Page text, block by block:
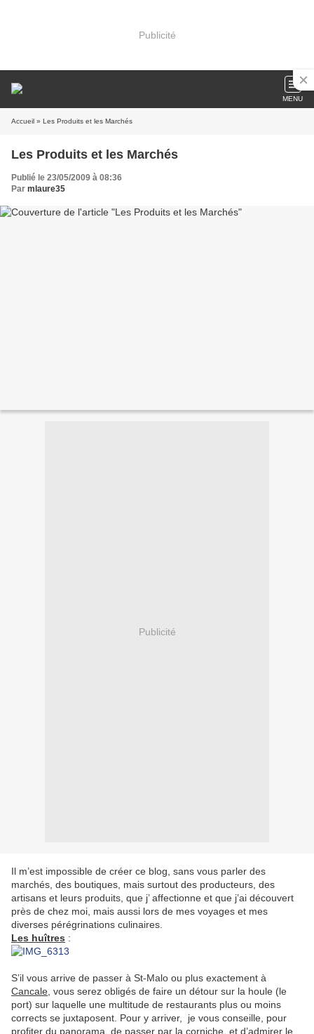
Publicité
MENU
Accueil » Les Produits et les Marchés
Les Produits et les Marchés
Publié le 23/05/2009 à 08:36
Par mlaure35
Publicité
Il m’est impossible de créer ce blog, sans vous parler des
marchés, des boutiques, mais surtout des producteurs, des
artisans et leurs produits, que j’ affectionne et que j’ai découvert
près de chez moi, mais aussi lors de mes voyages et mes
diverses pérégrinations culinaires.
Les huîtres :
S’il vous arrive de passer à St-Malo ou plus exactement à
Cancale , vous serez obligés de faire un détour sur la houle (le
port) sur laquelle une multitude de restaurants plus ou moins
corrects se juxtaposent. Pour y arriver, je vous conseille, pour
profiter du panorama, de passer par la corniche, et d’admirer le